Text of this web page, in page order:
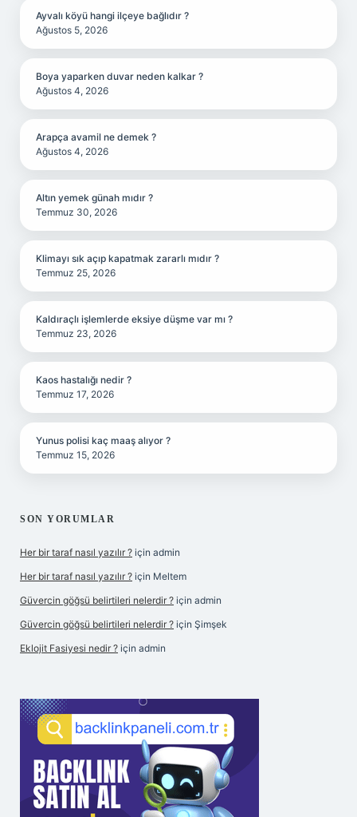
Ayvalı köyü hangi ilçeye bağlıdır ?
Ağustos 5, 2026
Boya yaparken duvar neden kalkar ?
Ağustos 4, 2026
Arapça avamil ne demek ?
Ağustos 4, 2026
Altın yemek günah mıdır ?
Temmuz 30, 2026
Klimayı sık açıp kapatmak zararlı mıdır ?
Temmuz 25, 2026
Kaldıraçlı işlemlerde eksiye düşme var mı ?
Temmuz 23, 2026
Kaos hastalığı nedir ?
Temmuz 17, 2026
Yunus polisi kaç maaş alıyor ?
Temmuz 15, 2026
SON YORUMLAR
Her bir taraf nasıl yazılır ? için admin
Her bir taraf nasıl yazılır ? için Meltem
Güvercin göğsü belirtileri nelerdir ? için admin
Güvercin göğsü belirtileri nelerdir ? için Şimşek
Eklojit Fasiyesi nedir ? için admin